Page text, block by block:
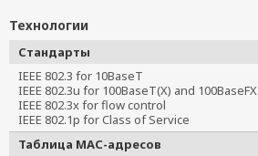
Технологии
Стандарты
IEEE 802.3 for 10BaseT
IEEE 802.3u for 100BaseT(X) and 100BaseFX
IEEE 802.3x for flow control
IEEE 802.1p for Class of Service
Таблица MAC-адресов